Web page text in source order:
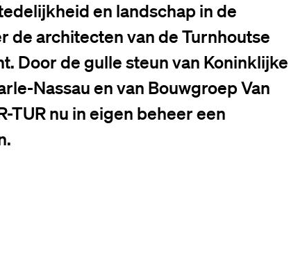
en landschap in de
de architecten van de Turnhoutse
Door de gulle steun van Koninklijke
Nassau en van Bouwgroep Van
TUR nu in eigen beheer een